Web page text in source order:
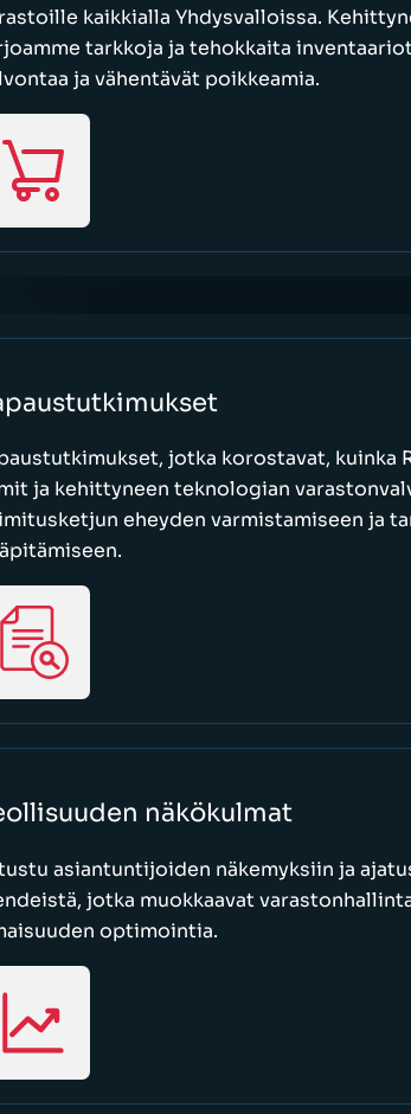
kaikkialla Yhdysvalloissa.
tarkkoja ja tehokkaita
ja vähentävät poikkeamia.
jotka korostavat, kuinka
ja kehittyneen teknologian
eheyden varmistamiseen ja
näkökulmat
asiantuntijoiden näkemyksiin ja
jotka muokkaavat
optimointia.